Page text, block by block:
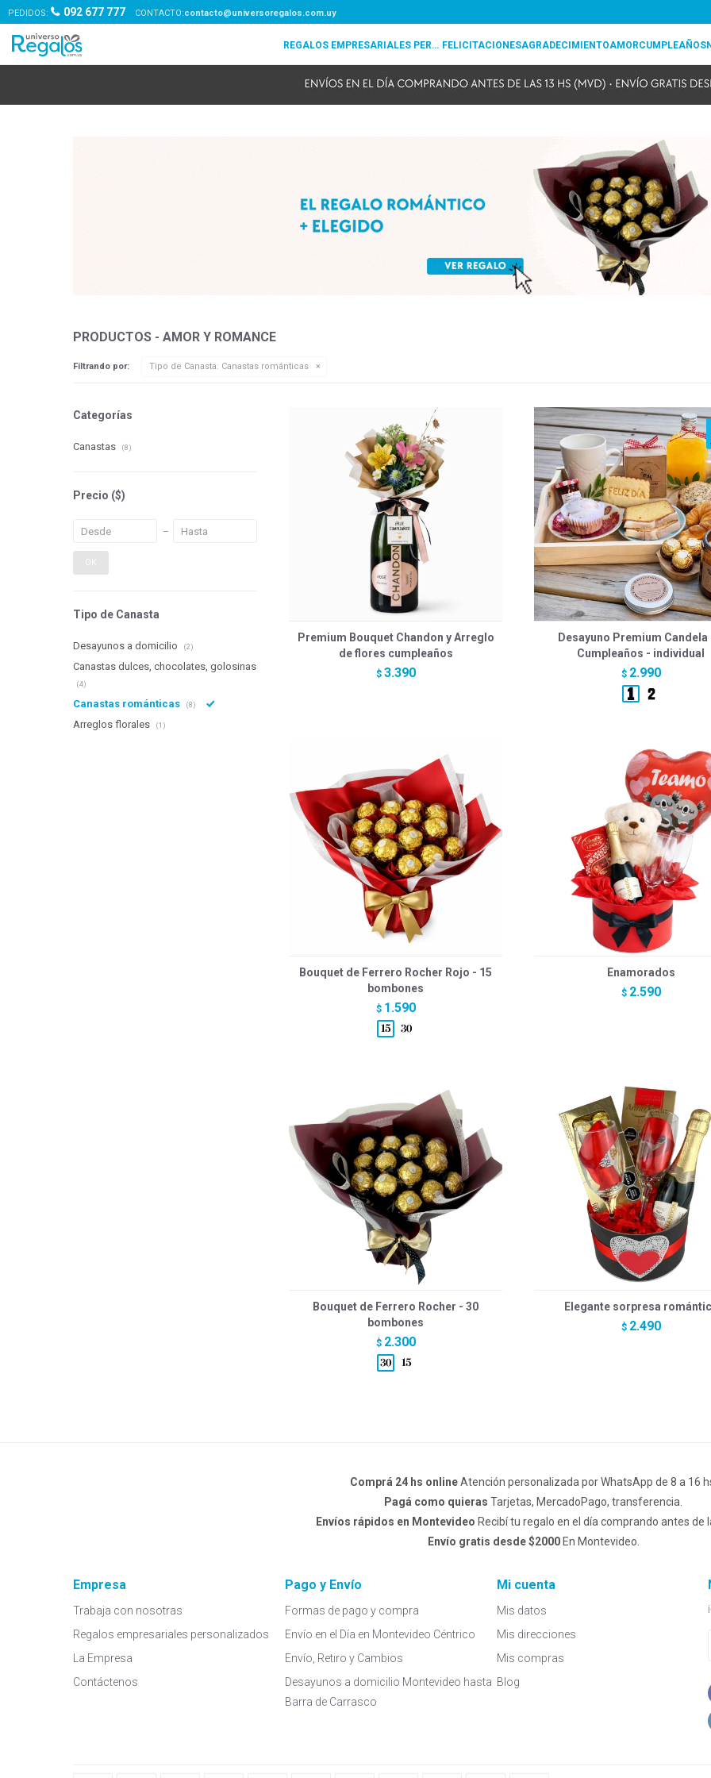
REGALOS EMPRESARIALES PERSONALIZADOS FELICITACIONESAGRADECIMIENTOAMORCUMPLEAÑOS
PEDIDOS: 092 677 777 contacto@universoregalos.com.uy
PRODUCTOS - AMOR Y ROMANCE
Filtrando por: Tipo de Canasta: Canastas románticas
Premium Bouquet Chandon y Arreglo
de flores cumpleaños
$ 3.390
Desayuno Premium Candela
Cumpleaños - individual
$ 2.990
Bouquet de Ferrero Rocher Rojo - 15
bombones
$ 1.590
Enamorados
$ 2.590
Bouquet de Ferrero Rocher - 30
bombones
$ 2.300
Elegante sorpresa
$ 2.490
Categorías
Canastas (8)
Precio ($)
OK
Tipo de Canasta
Desayunos a domicilio (2)
Canastas dulces, chocolates, golosinas
(4)
Canastas románticas (8)
Arreglos florales (1)
Comprá 24 hs onlineAtención personalizada por WhatsApp de 8 a 16
Pagá como quieras Tarjetas, MercadoPago, transferencia.
Envíos rápidos en Montevideo Recibí tu regalo en el día comprando antes de
Envío gratis desde $2000En Montevideo.
Empresa
Trabaja con nosotras
Regalos empresariales personalizados
La Empresa
Contáctenos
Pago y Envío
Formas de pago y compra
Envío en el Día en Montevideo Céntrico
Envío, Retiro y Cambios
Desayunos a domicilio Montevideo hasta
Barra de Carrasco
Mi cuenta
Mis datos
Mis direcciones
Mis compras
Blog